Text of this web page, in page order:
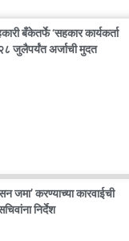
बँकेतर्फे ‘सहकार कार्यकर्ता
जुलैपर्यंत अर्जाची मुदत
जमा’ करण्याच्या कारवाईची
निर्देश